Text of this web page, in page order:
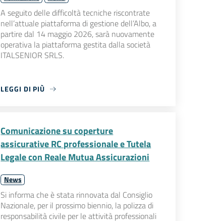
A seguito delle difficoltà tecniche riscontrate
nell’attuale piattaforma di gestione dell’Albo, a
partire dal 14 maggio 2026, sarà nuovamente
operativa la piattaforma gestita dalla società
ITALSENIOR SRLS.
LEGGI DI PIÙ
Comunicazione su coperture
assicurative RC professionale e Tutela
Legale con Reale Mutua Assicurazioni
News
Si informa che è stata rinnovata dal Consiglio
Nazionale, per il prossimo biennio, la polizza di
responsabilità civile per le attività professionali